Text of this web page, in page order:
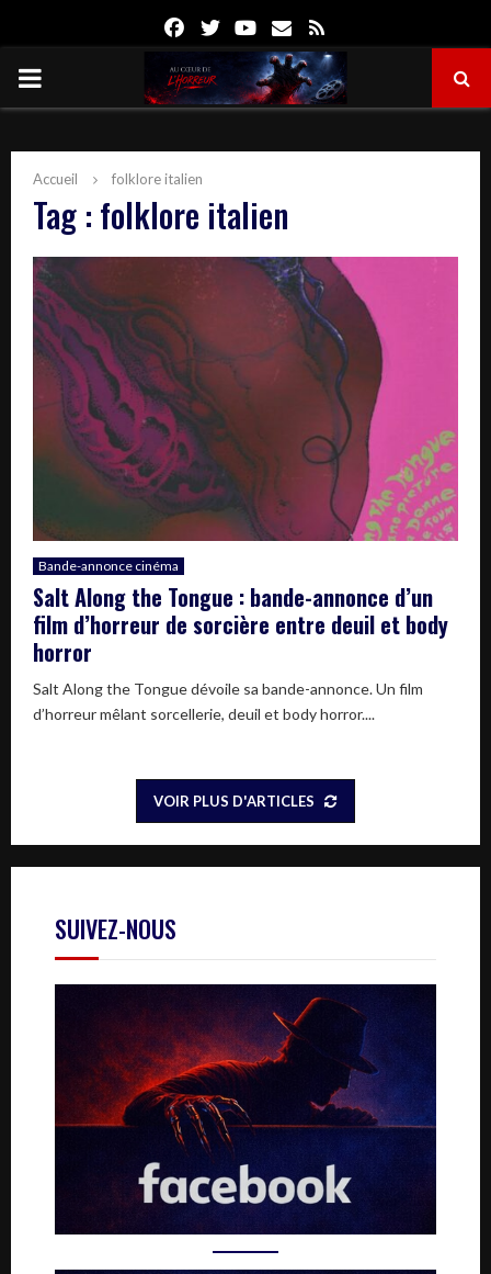
FacebookTwitterYoutube
Email
PRIMARY
Accueil folklore italien
Tag : folklore italien
Bande-annonce cinéma
Salt Along the Tongue : bande-annonce d’un
film d’horreur de sorcière entre deuil et body
horror
Salt Along the Tongue dévoile sa bande-annonce. Un film
d’horreur mêlant sorcellerie, deuil et body horror....
VOIR PLUS D'ARTICLES
SUIVEZ-NOUS